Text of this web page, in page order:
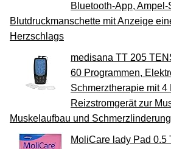
Bluetooth-App, Ampel-
Blutdruckmanschette mit Anzeige
Herzschlags
medisana TT 205
60 Programmen,
Schmerztherapie mit 4
Reizstromgerät zur
Muskelaufbau und Schmerzlinderung
MoliCare lady Pad 0.5